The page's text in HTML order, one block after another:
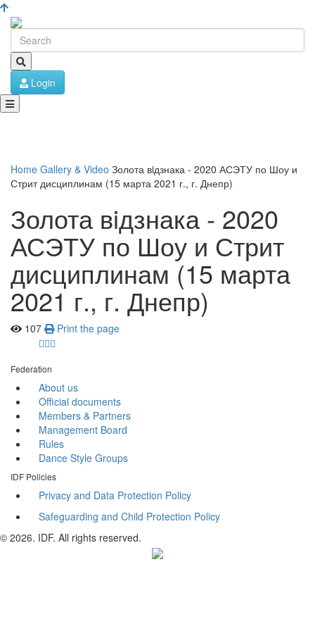
Login
Home Gallery & Video Золота вiдзнака - 2020 АСЭТУ по Шоу и
Стрит дисциплинам (15 марта 2021 г., г. Днепр)
Золота вiдзнака - 2020
АСЭТУ по Шоу и Стрит
дисциплинам (15 марта
2021 г., г. Днепр)
107 Print the page
Federation
About us
Official documents
Members & Partners
Management Board
Rules
Dance Style Groups
IDF Policies
Privacy and Data Protection Policy
Safeguarding and Child Protection Policy
© 2026. IDF. All rights reserved.